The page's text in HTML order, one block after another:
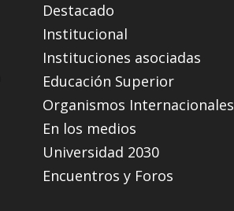
Destacado
Institucional
Instituciones asociadas
Educación Superior
Organismos Internacionales
En los medios
Universidad 2030
Encuentros y Foros